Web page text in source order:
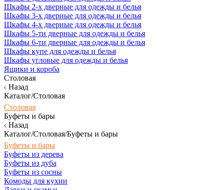
Шкафы 2-х дверные для одежды и белья
Шкафы 3-х дверные для одежды и белья
Шкафы 4-х дверные для одежды и белья
Шкафы 5-ти дверные для одежды и белья
Шкафы 6-ти дверные для одежды и белья
Шкафы купе для одежды и белья
Шкафы угловые для одежды и белья
Ящики и короба
Столовая
Назад
Каталог/Столовая
Столовая
Буфеты и бары
Назад
Каталог/Столовая/Буфеты и бары
Буфеты и бары
Буфеты из дерева
Буфеты из дуба
Буфеты из сосны
Комоды для кухни